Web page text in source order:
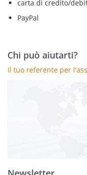
carta di credito/
PayPal
Chi può aiutarti?
Il tuo referente per